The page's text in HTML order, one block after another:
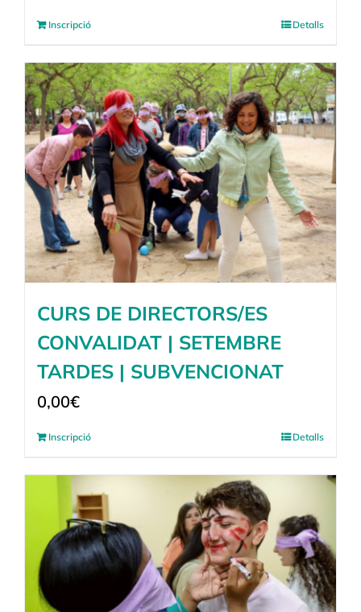
Inscripció Detalls
CURS DE DIRECTORS/ES
CONVALIDAT | SETEMBRE
TARDES | SUBVENCIONAT
0,00€
Inscripció Detalls